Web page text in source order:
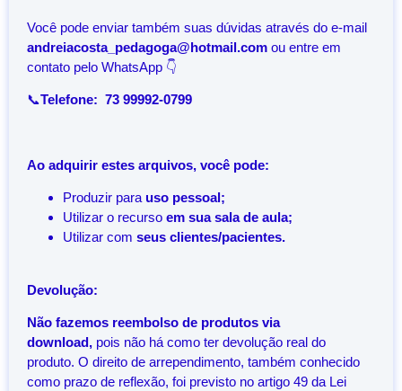
Você pode enviar também suas dúvidas através do e-mail
andreiacosta_pedagoga@hotmail.com ou entre em
contato pelo WhatsApp 👇
📞Telefone: 73 99992-0799
Ao adquirir estes arquivos, você pode:
Produzir para uso pessoal;
Utilizar o recurso em sua sala de aula;
Utilizar com seus clientes/pacientes.
Devolução:
Não fazemos reembolso de produtos via
download, pois não há como ter devolução real do
produto. O direito de arrependimento, também conhecido
como prazo de reflexão, foi previsto no artigo 49 da Lei